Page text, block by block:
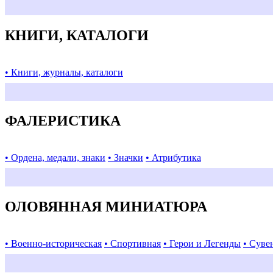
КНИГИ, КАТАЛОГИ
• Книги, журналы, каталоги
ФАЛЕРИСТИКА
• Ордена, медали, знаки • Значки • Атрибутика
ОЛОВЯННАЯ МИНИАТЮРА
• Военно-историческая • Спортивная • Герои и Легенды •